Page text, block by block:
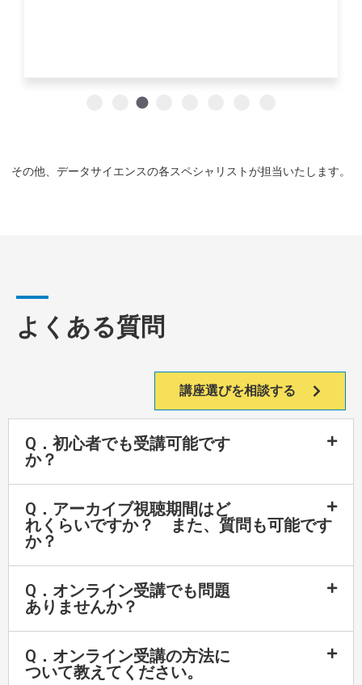
その他、データサイエンスの各スペシャリストが担当いたします。
よくある質問
講座選びを相談する
Q．初心者でも受講可能です
か？
Q．アーカイブ視聴期間はど
れくらいですか？ また、質問も可能です
か？
Q．オンライン受講でも問題
ありませんか？
Q．オンライン受講の方法に
ついて教えてください。